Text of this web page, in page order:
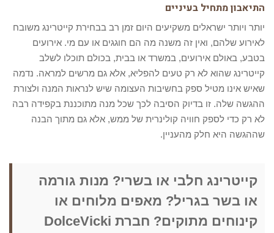
התיאבון מתחיל בעיניים
יותר ויותר ישראלים משקיעים היום זמן רב בבחירת קייטרינג משובח
לאירוע שלהם, ואין זה משנה מה הם חוגגים או עם מי. אירועים
בטבע, באולם אירועים, במשרד או בבית, בכולם תוכלו לשלב
קייטרינג שהוא לא רק טעים להפליא, אלא גם מרשים למראה. נדמה
שאיש אינו מטיל ספק בחשיבות העצומה שיש לנראות המנה ולצורת
ההגשה שלה. זו בדיוק הסיבה לכך שכל מנה מתוכננת בקפידה רבה
לא רק כדי לספק חוויה קולינרית של ממש, אלא גם מתוך הבנה
שההגשה היא חלק מהעניין.
קייטרינג חלבי או בשרי? מנות גורמה
או בשר בגריל? מאפים מלוחים או
קינוחים מתוקים? חברת DolceVicki